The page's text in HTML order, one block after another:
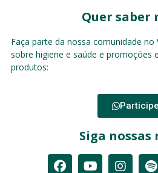
Quer saber
Faça parte da nossa comunidade no
sobre higiene e saúde e promoções
produtos:
Participe
Siga nossas